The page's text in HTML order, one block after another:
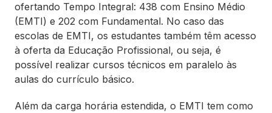
ofertando Tempo Integral: 438 com Ensino Médio
(EMTI) e 202 com Fundamental. No caso das
escolas de EMTI, os estudantes também têm acesso
à oferta da Educação Profissional, ou seja, é
possível realizar cursos técnicos em paralelo às
aulas do currículo básico.
Além da carga horária estendida, o EMTI tem como